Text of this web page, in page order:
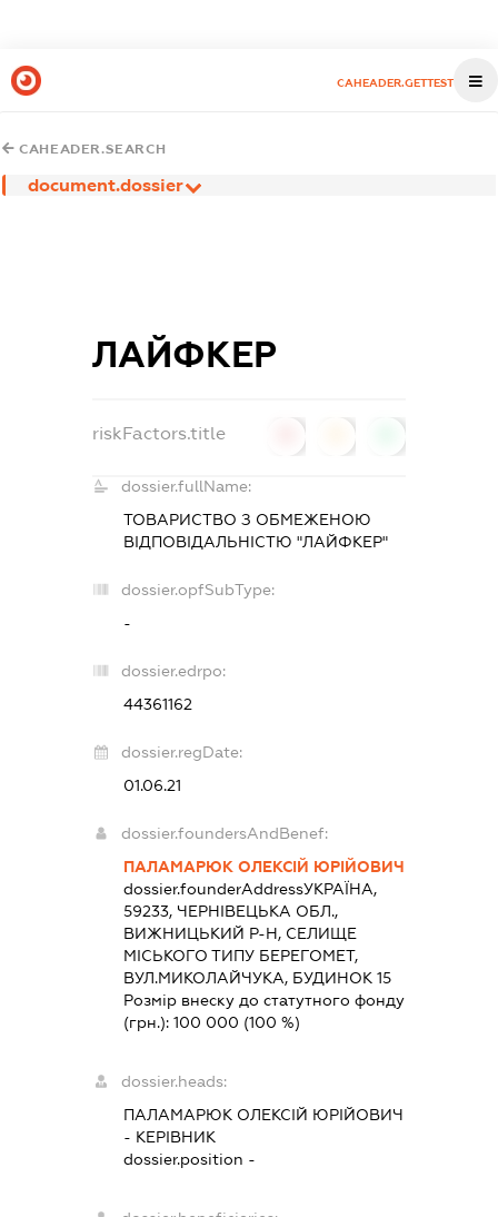
CAHEADER.GETTEST
CAHEADER.SEARCH
document.dossier
ЛАЙФКЕР
riskFactors.title
dossier.fullName:
ТОВАРИСТВО З ОБМЕЖЕНОЮ
ВІДПОВІДАЛЬНІСТЮ "ЛАЙФКЕР"
dossier.opfSubType:
-
dossier.edrpo:
44361162
dossier.regDate:
01.06.21
dossier.foundersAndBenef:
ПАЛАМАРЮК ОЛЕКСІЙ ЮРІЙОВИЧ
dossier.founderAddressУКРАЇНА,
59233, ЧЕРНІВЕЦЬКА ОБЛ.,
ВИЖНИЦЬКИЙ Р-Н, СЕЛИЩЕ
МІСЬКОГО ТИПУ БЕРЕГОМЕТ,
ВУЛ.МИКОЛАЙЧУКА, БУДИНОК 15
Розмір внеску до статутного фонду
(грн.):100 000 (100 %)
dossier.heads:
ПАЛАМАРЮК ОЛЕКСІЙ ЮРІЙОВИЧ
- КЕРІВНИК
dossier.position -